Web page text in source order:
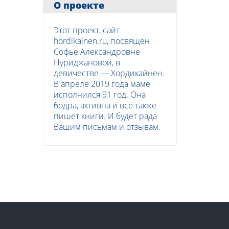
О проекте
Этот проект, сайт
hordikainen.ru, посвящен
Софье Александровне
Нуриджановой, в
девичестве — Хордикайнен.
В апреле 2019 года маме
исполнился 91 год. Она
бодра, активна и все также
пишет книги. И будет рада
Вашим письмам и отзывам.